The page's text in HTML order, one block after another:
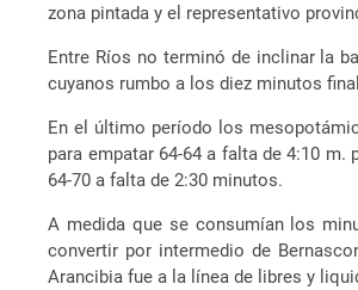
zona pintada y el representativo
Entre Ríos no terminó de inclinar la
cuyanos rumbo a los diez minutos
En el último período los
para empatar 64-64 a falta de 4:10
64-70 a falta de 2:30 minutos.
A medida que se consumían los
convertir por intermedio de
Arancibia fue a la línea de libres y